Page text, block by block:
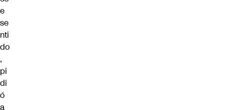
e
se
nti
do
,
pi
di
ó
a